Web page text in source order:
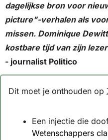
dagelijkse bron voor
picture"-verhalen als
missen. Dominique
kostbare tijd van zijn
- journalist Politico
Dit moet je onthouden op
Een injectie die
Wetenschappers